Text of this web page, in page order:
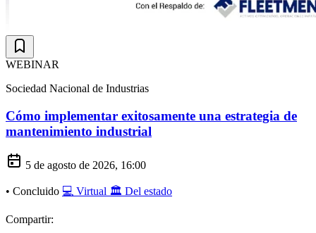
WEBINAR
Sociedad Nacional de Industrias
Cómo implementar exitosamente una estrategia de
mantenimiento industrial
5 de agosto de 2026, 16:00
• Concluido 💻 Virtual 🏛️ Del estado
Compartir: